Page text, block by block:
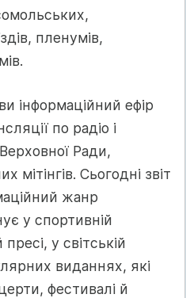
пленумів,
інформаційний ефір
по радіо і
Ради,
мітінгів. Сьогодні звіт
жанр
у спортивній
у світській
виданнях, які
фестивалі й